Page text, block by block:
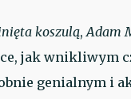
koszulą,Adam
jak wnikliwym
genialnym i